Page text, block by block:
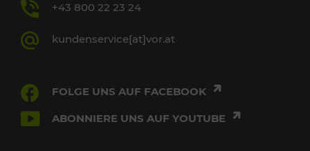
+43 800 22 23 24
kundenservice[at]vor.at
FOLGE UNS AUF FACEBOOK
ABONNIERE UNS AUF YOUTUBE